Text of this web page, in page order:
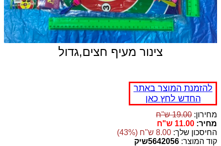
צינור מעיף חצים,גדול
להזמנת המוצר באתר
החדש לחץ כאן
מחירון: 19.00 ש"ח
מחיר: 11.00 ש"ח
החיסכון שלך: 8.00 ש"ח (43%)
קוד המוצר: 5642056שיק